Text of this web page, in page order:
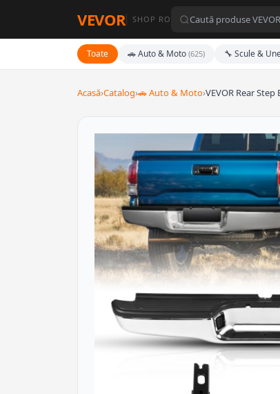
VEVOR SHOP RO
Toate 🚗 Auto & Moto (625) 🔧 Scule &
Acasă›Catalog›🚗 Auto & Moto›VEVOR Rear